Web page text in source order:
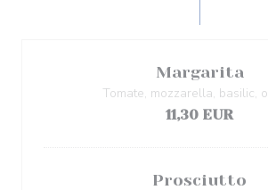
Margarita
Tomate, mozzarella, basilic,
11,30 EUR
Prosciutto